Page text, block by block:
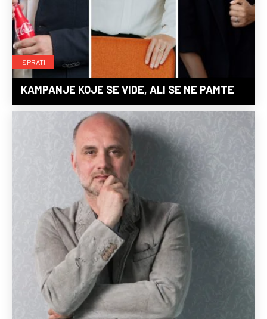
ISPRATI
KAMPANJE KOJE SE VIDE, ALI SE NE PAMTE